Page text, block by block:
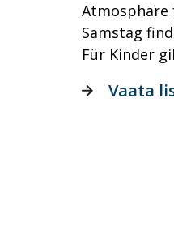
Atmosphäre
Samstag
Für Kinder
Vaata